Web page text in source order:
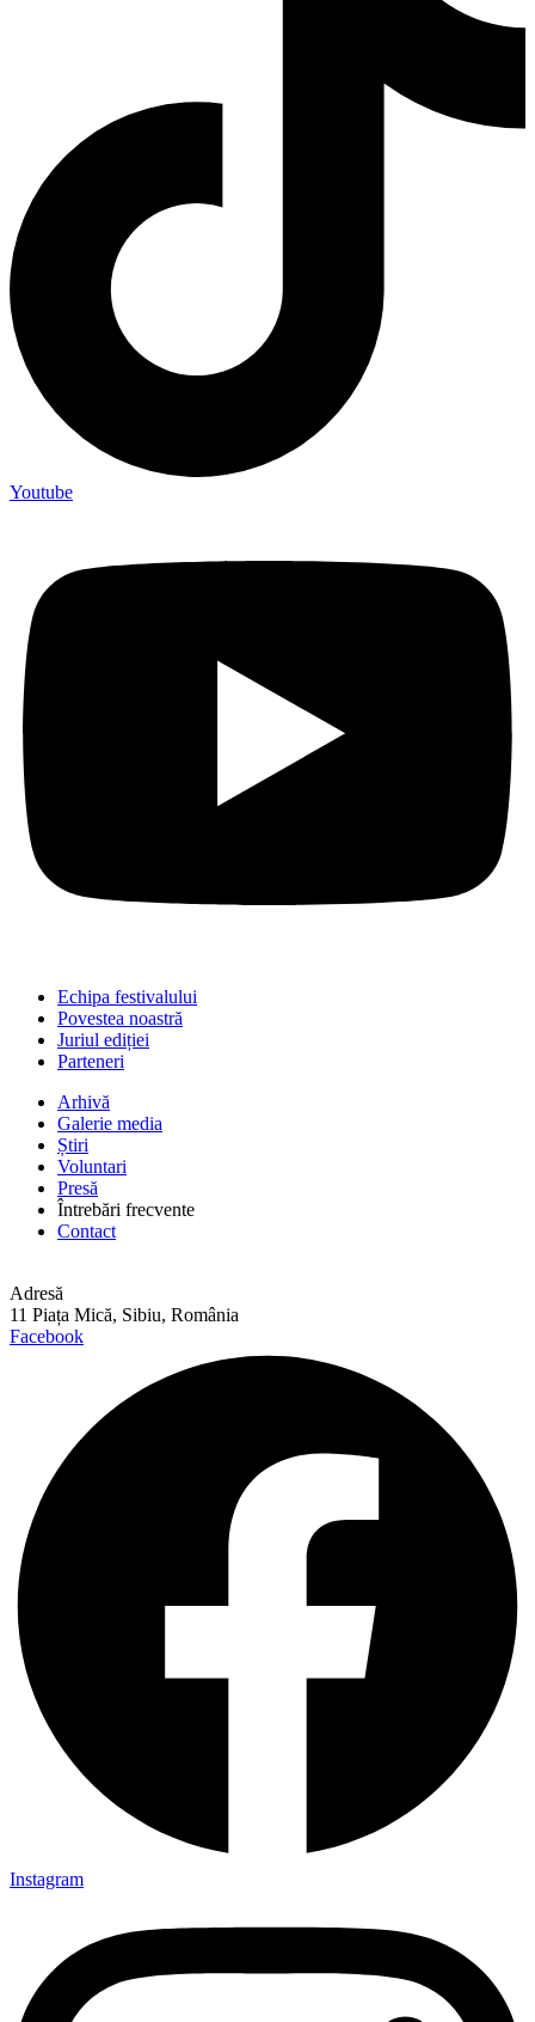
Youtube
Echipa festivalului
Povestea noastră
Juriul ediției
Parteneri
Arhivă
Galerie media
Știri
Voluntari
Presă
Întrebări frecvente
Contact
Adresă
11 Piața Mică, Sibiu, România
Facebook
Instagram